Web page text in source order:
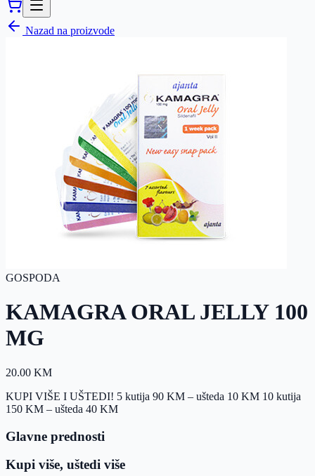
Nazad na proizvode
GOSPODA
KAMAGRA ORAL JELLY 100
MG
20.00 KM
KUPI VIŠE I UŠTEDI! 5 kutija 90 KM – ušteda 10 KM 10 kutija
150 KM – ušteda 40 KM
Glavne prednosti
Kupi više, uštedi više